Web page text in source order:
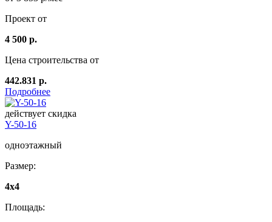
Проект от
4 500 р.
Цена строительства от
442.831 р.
Подробнее
действует скидка
Y-50-16
одноэтажный
Размер:
4x4
Площадь: